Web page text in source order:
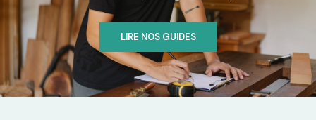
LIRE NOS GUIDES